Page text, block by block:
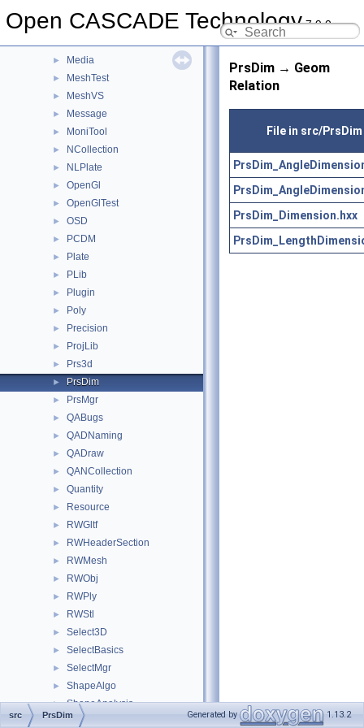
Open CASCADE Technology7.9.0
MAT2d
► Media
► MeshTest
► MeshVS
► Message
► MoniTool
► NCollection
► NLPlate
► OpenGl
► OpenGlTest
► OSD
► PCDM
► Plate
► PLib
► Plugin
► Poly
► Precision
► ProjLib
► Prs3d
► PrsDim
► PrsMgr
► QABugs
► QADNaming
► QADraw
► QANCollection
► Quantity
► Resource
► RWGltf
► RWHeaderSection
► RWMesh
► RWObj
► RWPly
► RWStl
► Select3D
► SelectBasics
► SelectMgr
► ShapeAlgo
► ShapeAnalysis
► ShapeBuild
PrsDim → Geom
Relation
File in src/PrsDim
PrsDim_Dimension.hxx
src PrsDim Generated by 1.13.2